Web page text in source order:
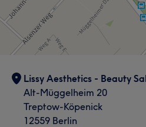
Lissy Aesthetics - Beauty
Alt-Müggelheim 20
Treptow-Köpenick
12559 Berlin